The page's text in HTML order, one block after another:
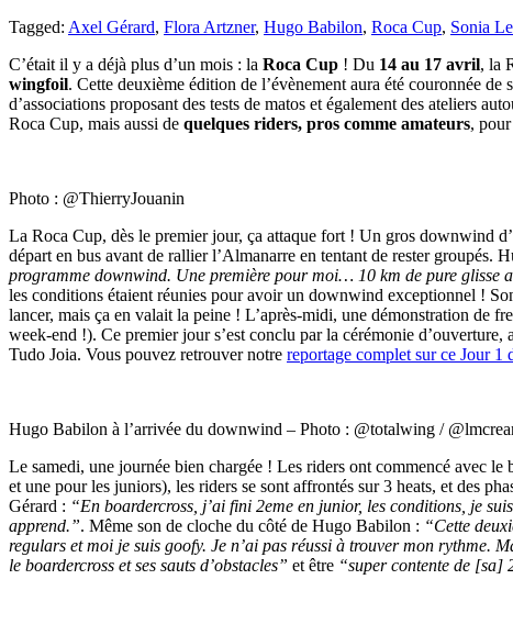
Tagged: Axel Gérard, Flora Artzner, Hugo Babilon, Roca Cup, Sonia
C’était il y a déjà plus d’un mois : la Roca Cup ! Du 14 au 17 avril, la
wingfoil. Cette deuxième édition de l’évènement aura été couronnée de
d’associations proposant des tests de matos et également des ateliers
Roca Cup, mais aussi de quelques riders, pros comme amateurs,
Photo : @ThierryJouanin
La Roca Cup, dès le premier jour, ça attaque fort ! Un gros downwind
départ en bus avant de rallier l’Almanarre en tentant de rester groupés.
programme downwind. Une première pour moi… 10 km de pure glisse
les conditions étaient réunies pour avoir un downwind exceptionnel !
lancer, mais ça en valait la peine ! L’après-midi, une démonstration de
week-end !). Ce premier jour s’est conclu par la cérémonie
Tudo Joia. Vous pouvez retrouver notre reportage complet sur ce Jour 1
Hugo Babilon à l’arrivée du downwind – Photo : @totalwing /
Le samedi, une journée bien chargée ! Les riders ont commencé avec le
et une pour les juniors), les riders se sont affrontés sur 3 heats, et des
Gérard : “En boardercross, j’ai fini 2eme en junior, les conditions, je
apprend.”. Même son de cloche du côté de Hugo Babilon : “Cette
regulars et moi je suis goofy. Je n’ai pas réussi à trouver mon rythme.
le boardercross et ses sauts d’obstacles” et être “super contente de [sa]